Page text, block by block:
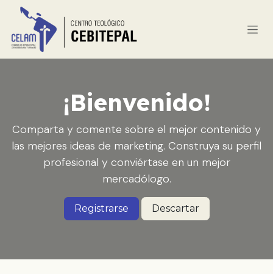
Ir al contenido
¡Bienvenido!
Comparta y comente sobre el mejor contenido y
las mejores ideas de marketing. Construya su perfil
profesional y conviértase en un mejor
mercadólogo.
Registrarse Descartar